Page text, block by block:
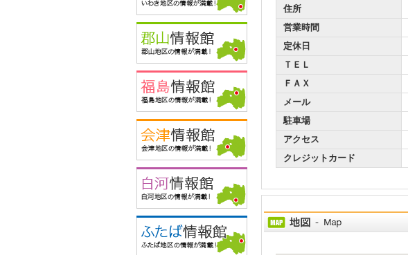
住所
営業時間
定休日
ＴＥＬ
ＦＡＸ
メール
駐車場
アクセス
クレジットカード